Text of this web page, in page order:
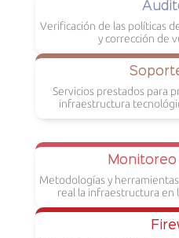
Verificación de las políticas
y corrección de
Servicios prestados para
infraestructura
Metodologías y
real la infraestructura en